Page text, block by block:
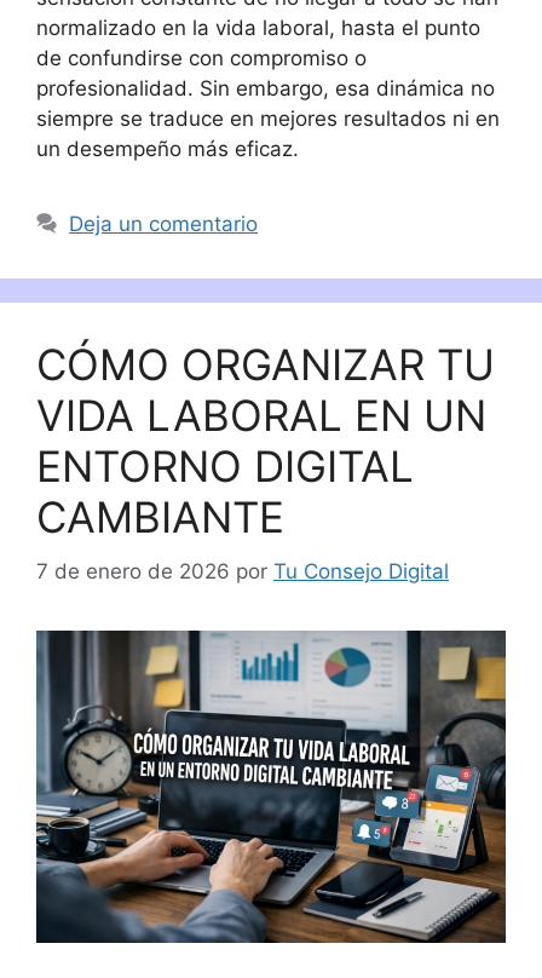
normalizado en la vida laboral, hasta el punto
de confundirse con compromiso o
profesionalidad. Sin embargo, esa dinámica no
siempre se traduce en mejores resultados ni en
un desempeño más eficaz.
Deja un comentario
CÓMO ORGANIZAR TU
VIDA LABORAL EN UN
ENTORNO DIGITAL
CAMBIANTE
7 de enero de 2026 por Tu Consejo Digital